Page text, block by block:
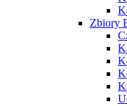
Zbiory